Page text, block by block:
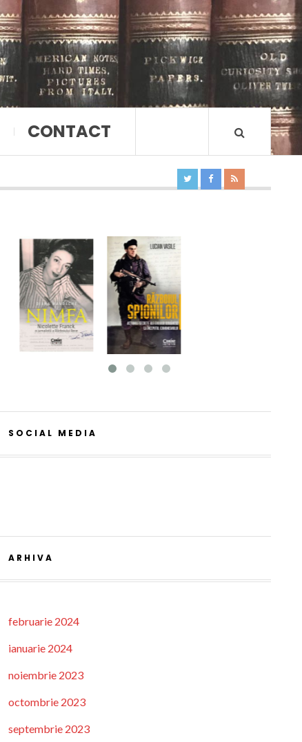
CONTACT
SOCIAL MEDIA
ARHIVA
februarie 2024
ianuarie 2024
noiembrie 2023
octombrie 2023
septembrie 2023